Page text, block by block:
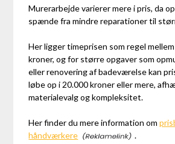
Murerarbejde varierer mere i pris, da
spænde fra mindre reparationer til
Her ligger timeprisen som regel
kroner, og for større opgaver som
eller renovering af badeværelse kan
løbe op i 20.000 kroner eller mere,
materialevalg og kompleksitet.
Her finder du mere information om
håndværkere
.